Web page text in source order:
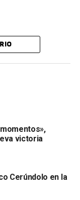
victoria
Cerúndolo en la